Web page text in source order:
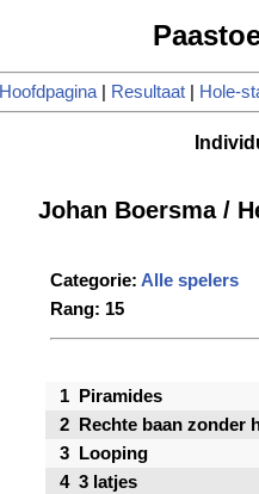
Hoofdpagina| Resultaat| Hole-
Johan Boersma /
Categorie: Alle spelers
Rang: 15
1
Piramides
2
Rechte baan zonder
3
Looping
4 3 latjes